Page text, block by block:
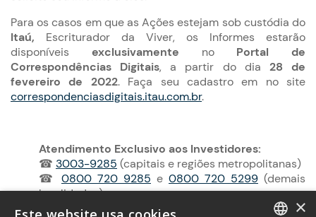
Para os casos em que as Ações estejam sob custódia do
Itaú, Escriturador da Viver, os Informes estarão
disponíveis exclusivamente no Portal de
Correspondências Digitais, a partir do dia 28 de
fevereiro de 2022. Faça seu cadastro em no site
correspondenciasdigitais.itau.com.br.
Atendimento Exclusivo aos Investidores:
☎ 3003-9285 (capitais e regiões metropolitanas)
☎ 0800 720 9285 e 0800 720 5299 (demais
localidades)
Atendimento em dias úteis das 9h às 18h.
×